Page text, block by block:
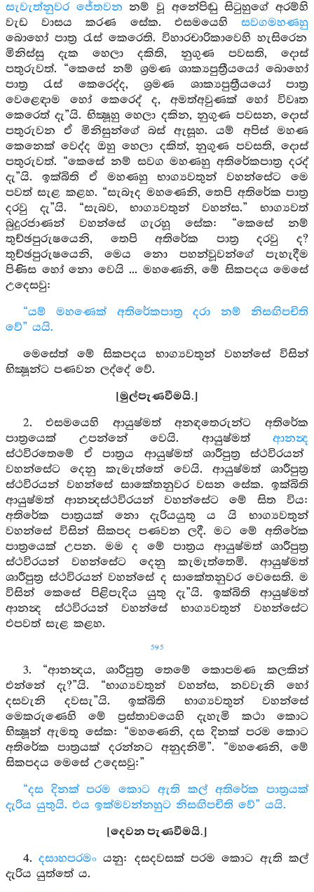
සැවැත්නුවර ජේතවන නම් වූ අනේපිඬු සිටුහුගේ අරම්හි
වැඩ වාසය කරණ සේක. එසමයෙහි සවගමහණහු
බොහෝ පාත්‍ර රැස් කෙරෙති. විහාරචාරිකාවෙහි හැසිරෙන
මිනිස්සු දැක හෙලා දකිති, නුගුණ පවසති, දොස්
පතුරුවත්. “කෙසේ නම් ශ්‍රමණ ශාක්‍යපුත්‍රීයයෝ බොහෝ
පාත්‍ර රැස් කෙරෙද්ද, ශ්‍රමණ ශාක්‍යපුත්‍රීයයෝ පාත්‍ර
වෙළෙඳාම හෝ කෙරෙද් ද, අමත්අවුණක් හෝ විවෘත
කෙරෙත් දැ”යි. භික්‍ෂූහු හෙලා දකින, නුගුණ පවසන, දොස්
පතුරුවන ඒ මිනිසුන්ගේ බස් ඇසූහ. යම් අපිස් මහණ
කෙනෙක් වෙද්ද ඔහු හෙලා දකිත්, නුගුණ පවසති, දොස්
පතුරුවත්. “කෙසේ නම් සවග මහණහු අතිරේකපාත්‍ර දරද්
දැ”යි. ඉක්බිති ඒ මහණහු භාග්‍යවතුන් වහන්සේට මෙ
පවත් සැළ කළහ. “සැබෑද මහණෙනි, තෙපි අතිරේක පාත්‍ර
දරවු දැ”යි. “සැබව, භාග්‍යවතුන් වහන්ස.” භාග්‍යවත්
බුදුරජාණන් වහන්සේ ගැරහූ සේක: “කෙසේ නම්
තුච්ඡපුරුෂයෙනි, තෙපි අතිරේක පාත්‍ර දරවු ද?
තුච්ඡපුරුෂයෙනි, මෙය නො පහන්වූවන්ගේ පැහැදීම
පිණිස හෝ නො වෙයි ... මහණෙනි, මේ සිකපදය මෙසේ
උදෙසවු:
“යම් මහණෙක් අතිරේකපාත්‍ර දරා නම් නිසඟිපචිති
වේ” යයි.
මෙසේත් මේ සිකපදය භාග්‍යවතුන් වහන්සේ විසින්
භික්‍ෂූන්ට පණවන ලද්දේ වේ.
[මුල්පැණවීමයි.]
2. එසමයෙහි ආයුෂ්මත් අනඳතෙරුන්ට අතිරේක
පාත්‍රයෙක් උපන්නේ වෙයි. ආයුෂ්මත් ආනන්‍ද
ස්ථවිරතෙමේ ඒ පාත්‍රය ආයුෂ්මත් ශාරීපුත්‍ර ස්ථවිරයන්
වහන්සේට දෙනු කැමැත්තේ වෙයි. ආයුෂ්මත් ශාරීපුත්‍ර
ස්ථවිරයන් වහන්සේ සාකේතනුවර වසන සේක. ඉක්බිති
ආයුෂ්මත් ආනන්‍දස්ථවිරයන් වහන්සේට මේ සිත විය:
අතිරේක පාත්‍රයක් නො දැරියයුතු ය යි භාග්‍යවතුන්
වහන්සේ විසින් සිකපද පණවන ලදී. මට මේ අතිරේක
පාත්‍රයෙක් උපන. මම ද මේ පාත්‍රය ආයුෂ්මත් ශාරීපුත්‍ර
ස්ථවිරයන් වහන්සේට දෙනු කැමැත්තෙමි. ආයුෂ්මත්
ශාරීපුත්‍ර ස්ථවිරයන් වහන්සේ ද සාකේතනුවර වෙසෙති. ම
විසින් කෙසේ පිළිපැදිය යුතු දැ”යි. ඉක්බිති ආයුෂ්මත්
ආනන්‍ද ස්ථවිරයන් වහන්සේ භාග්‍යවතුන් වහන්සේට
එපවත් සැළ කළහ.
595
3. “ආනන්‍දය, ශාරීපුත්‍ර තෙමේ කොපමණ කලකින්
එන්නේ දැ?”යි. “භාග්‍යවතුන් වහන්ස, නවවැනි හෝ
දසවැනි දවසැ”යි. ඉක්බිති භාග්‍යවතුන් වහන්සේ
මෙකරුණෙහි මේ ප්‍රස්තාවයෙහි දැහැමි කථා කොට
භික්‍ෂූන් ඇමතූ සේක: “මහණෙනි, දස දිනක් පරම කොට
අතිරේක පාත්‍රයක් දරන්නට අනුදනිමි”. “මහණෙනි, මේ
සිකපදය මෙසේ උදෙසවු:”
“දස දිනක් පරම කොට ඇති කල් අතිරේක පාත්‍රයක්
දැරිය යුතුයි. එය ඉක්මවන්නහුට නිසඟිපචිති වේ” යයි.
[දෙවන පැණවීමයි.]
4. දසාහපරමංයනු: දසදවසක් පරම කොට ඇති කල්
දැරිය යුත්තේ ය.